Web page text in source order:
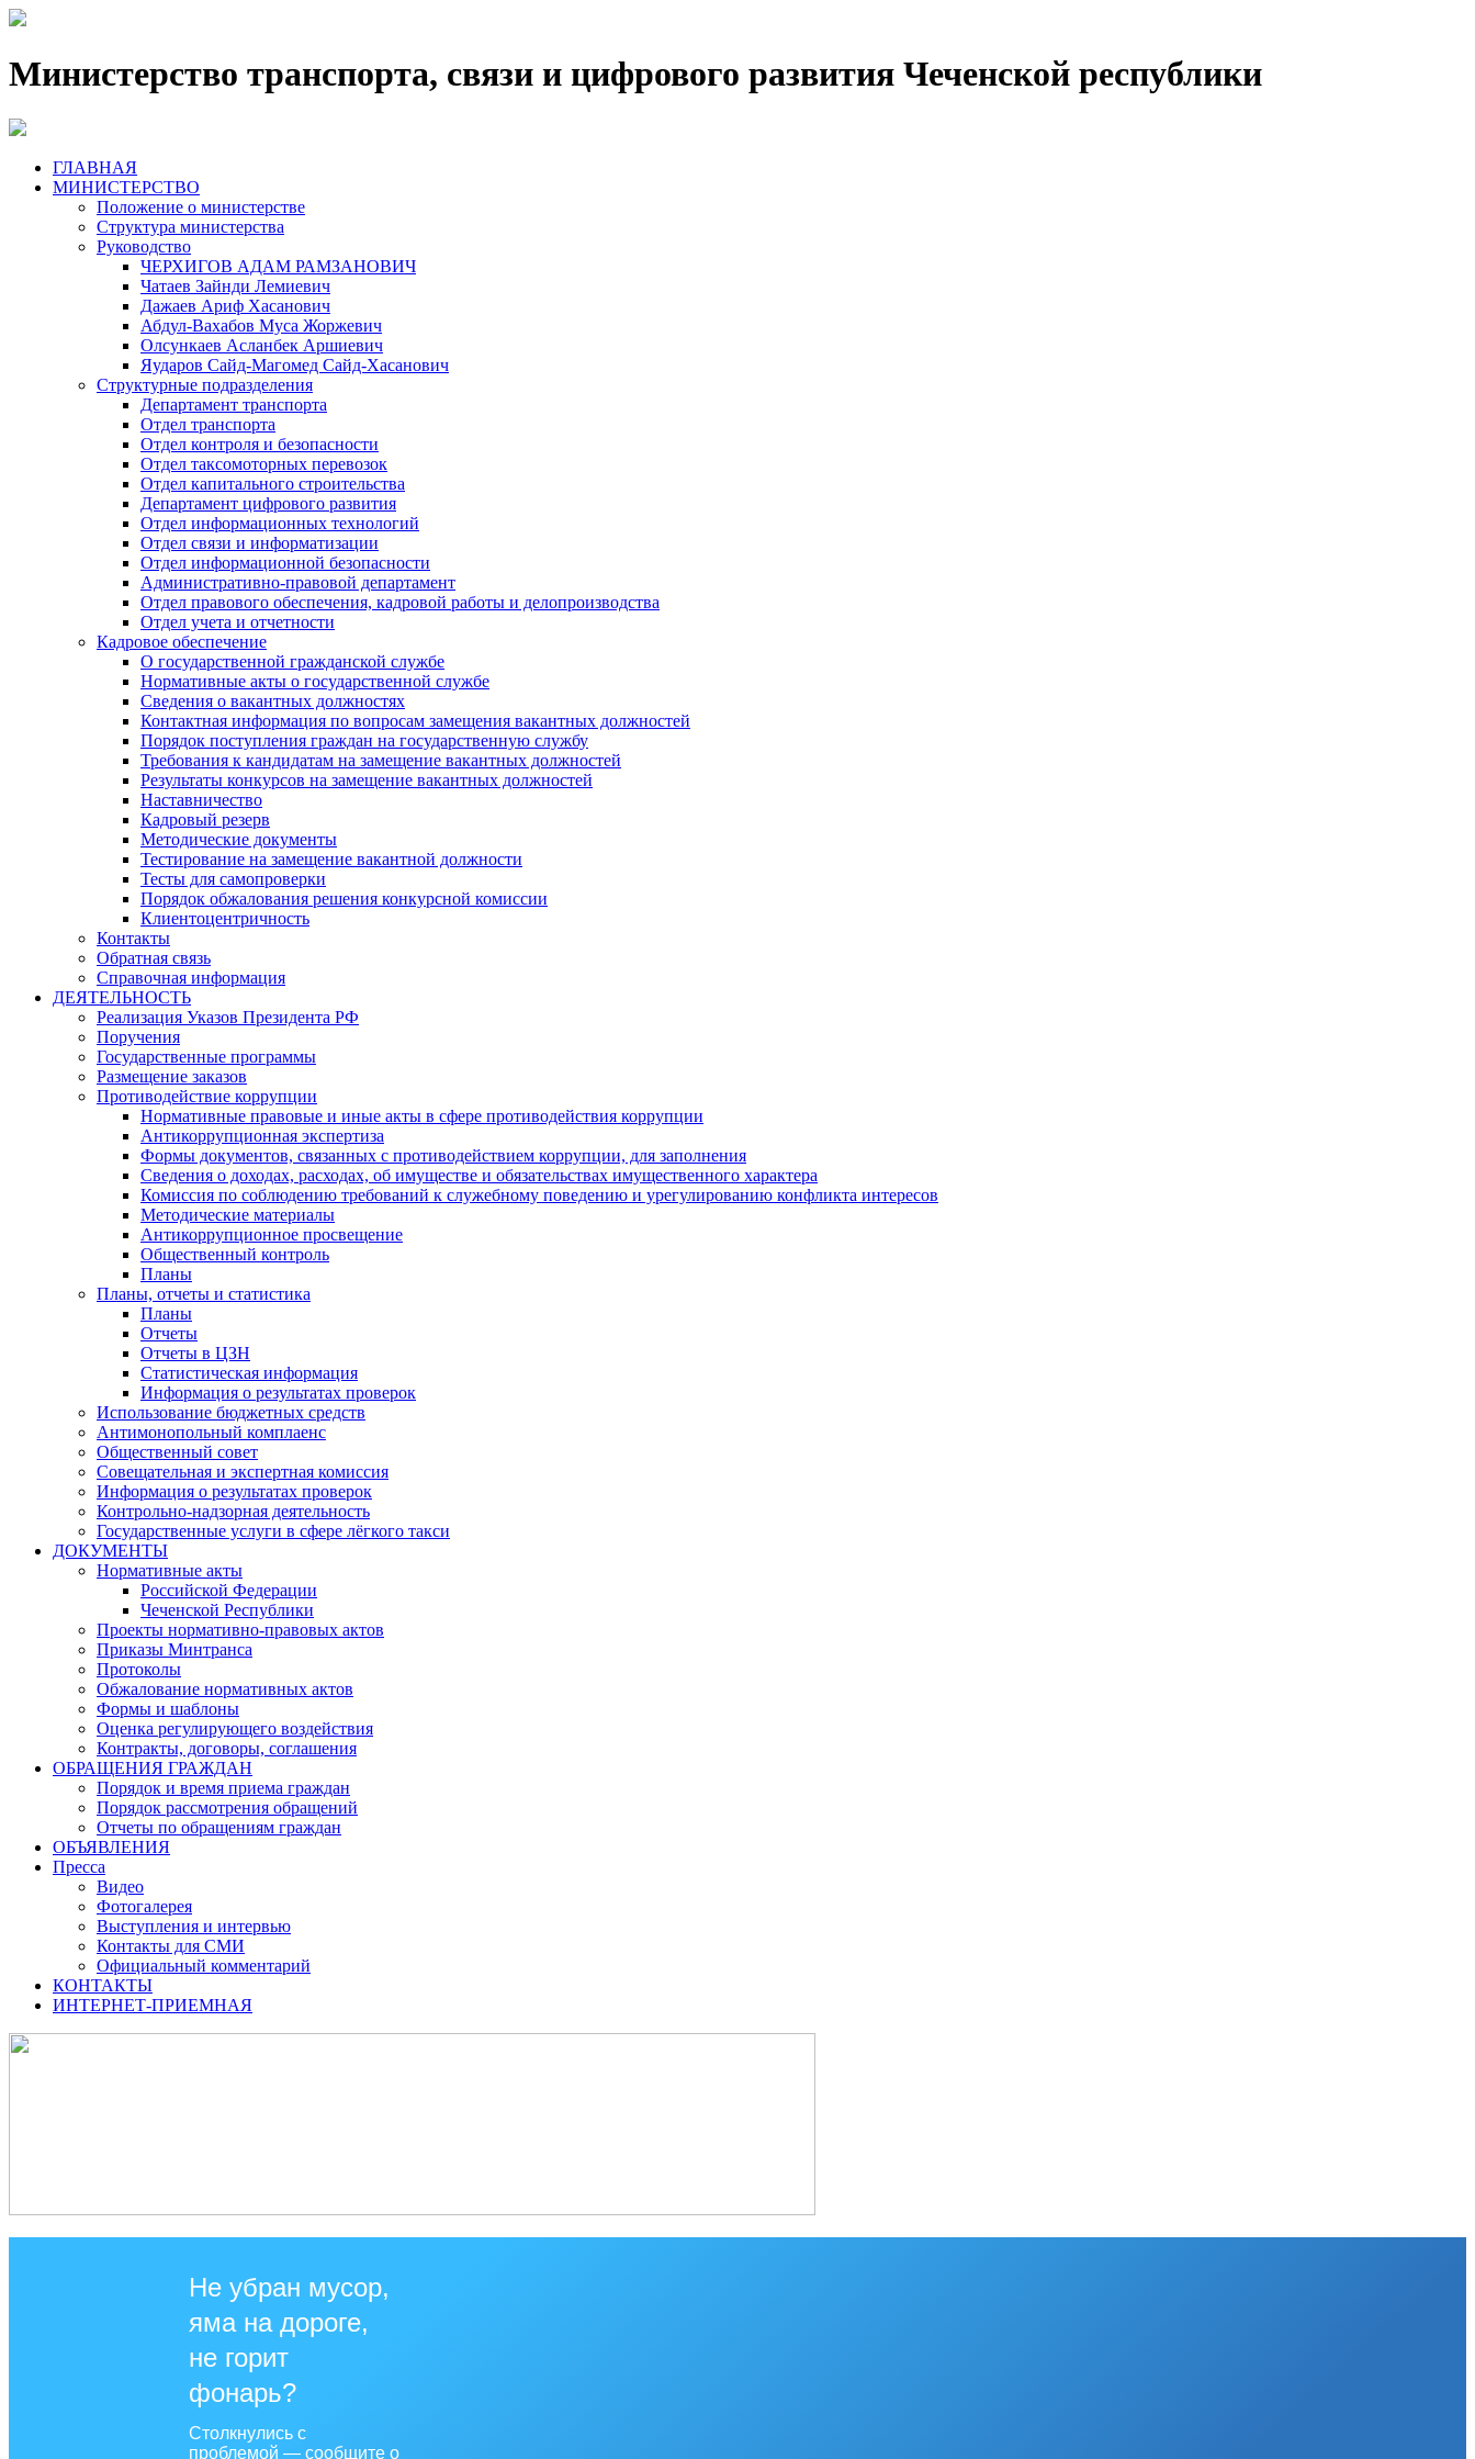
Министерство транспорта, связи и цифрового развития Чеченской республики
ГЛАВНАЯ
МИНИСТЕРСТВО
Положение о министерстве
Структура министерства
Руководство
ЧЕРХИГОВ АДАМ РАМЗАНОВИЧ
Чатаев Зайнди Лемиевич
Дажаев Ариф Хасанович
Абдул-Вахабов Муса Жоржевич
Олсункаев Асланбек Аршиевич
Яударов Сайд-Магомед Сайд-Хасанович
Структурные подразделения
Департамент транспорта
Отдел транспорта
Отдел контроля и безопасности
Отдел таксомоторных перевозок
Отдел капитального строительства
Департамент цифрового развития
Отдел информационных технологий
Отдел связи и информатизации
Отдел информационной безопасности
Административно-правовой департамент
Отдел правового обеспечения, кадровой работы и делопроизводства
Отдел учета и отчетности
Кадровое обеспечение
О государственной гражданской службе
Нормативные акты о государственной службе
Сведения о вакантных должностях
Контактная информация по вопросам замещения вакантных должностей
Порядок поступления граждан на государственную службу
Требования к кандидатам на замещение вакантных должностей
Результаты конкурсов на замещение вакантных должностей
Наставничество
Кадровый резерв
Методические документы
Тестирование на замещение вакантной должности
Тесты для самопроверки
Порядок обжалования решения конкурсной комиссии
Клиентоцентричность
Контакты
Обратная связь
Справочная информация
ДЕЯТЕЛЬНОСТЬ
Реализация Указов Президента РФ
Поручения
Государственные программы
Размещение заказов
Противодействие коррупции
Нормативные правовые и иные акты в сфере противодействия коррупции
Антикоррупционная экспертиза
Формы документов, связанных с противодействием коррупции, для заполнения
Сведения о доходах, расходах, об имуществе и обязательствах имущественного характера
Комиссия по соблюдению требований к служебному поведению и урегулированию конфликта интересов
Методические материалы
Антикоррупционное просвещение
Общественный контроль
Планы
Планы, отчеты и статистика
Планы
Отчеты
Отчеты в ЦЗН
Статистическая информация
Информация о результатах проверок
Использование бюджетных средств
Антимонопольный комплаенс
Общественный совет
Совещательная и экспертная комиссия
Информация о результатах проверок
Контрольно-надзорная деятельность
Государственные услуги в сфере лёгкого такси
ДОКУМЕНТЫ
Нормативные акты
Российской Федерации
Чеченской Республики
Проекты нормативно-правовых актов
Приказы Минтранса
Протоколы
Обжалование нормативных актов
Формы и шаблоны
Оценка регулирующего воздействия
Контракты, договоры, соглашения
ОБРАЩЕНИЯ ГРАЖДАН
Порядок и время приема граждан
Порядок рассмотрения обращений
Отчеты по обращениям граждан
ОБЪЯВЛЕНИЯ
Пресса
Видео
Фотогалерея
Выступления и интервью
Контакты для СМИ
Официальный комментарий
КОНТАКТЫ
ИНТЕРНЕТ-ПРИЕМНАЯ
Не убран мусор,
яма на дороге,
не горит
фонарь?
Столкнулись с
проблемой — сообщите о